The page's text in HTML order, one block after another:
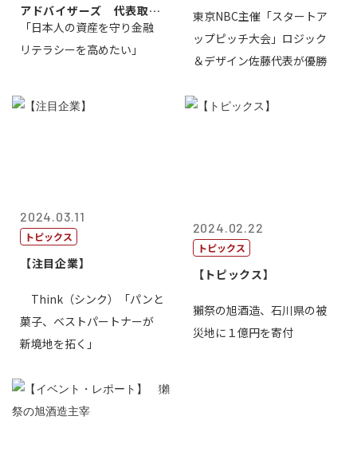
アドバイザーズ 代表取締
役会長 篠田...
「日本人の資産を守り金融
リテラシーを高めたい」
東京NBC主催「スタートア
ップピッチ大会」ロジック
＆デザイン佐藤代表が優勝
2024.03.11
トピックス
【注目企業】
Think（シンク）「パンと
菓子、ベストパートナーが
新境地を拓く」
2024.02.22
トピックス
【トピックス】
獺祭の旭酒造、石川県の被
災地に１億円を寄付